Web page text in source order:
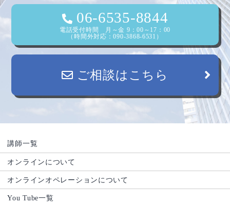
06-6535-8844
電話受付時間 月～金 9：00～17：00
（時間外対応：090-3868-6531）
ご相談はこちら
講師一覧
オンラインについて
オンラインオペレーションについて
You Tube一覧